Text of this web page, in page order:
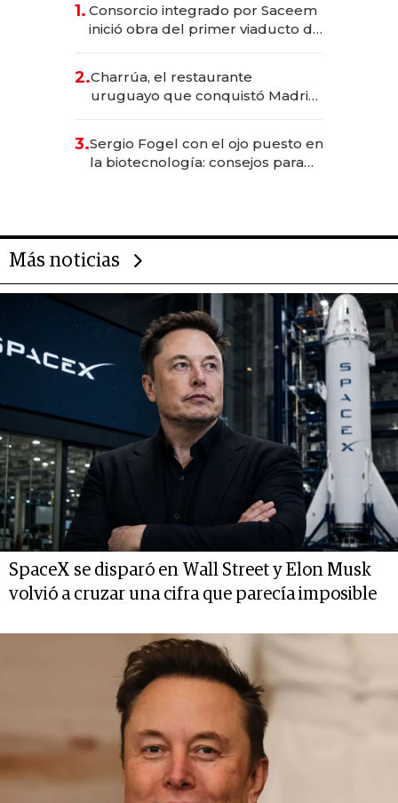
1. Consorcio integrado por Saceem
inició obra del primer viaducto de
millones
2.Charrúa, el restaurante
uruguayo que conquistó Madrid:
anticipación y prepara apertura
3.Sergio Fogel con el ojo puesto en
la biotecnología: consejos para
Más noticias
SpaceX se disparó en Wall Street y Elon Musk
volvió a cruzar una cifra que parecía imposible